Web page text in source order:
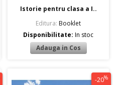
Istorie pentru clasa a I..
Editura: Booklet
Disponibilitate:In stoc
-20%